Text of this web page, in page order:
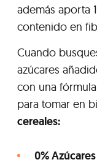
además aporta
contenido en
Cuando
azúcares
con una
para tomar en
cereales:
0%